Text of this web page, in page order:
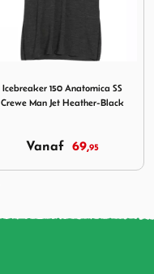
Icebreaker Men Victory LS Zip Jet
HTHR
Vanaf99,95